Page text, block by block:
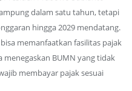
dalam satu tahun, tetapi
hingga 2029 mendatang.
memanfaatkan fasilitas pajak
BUMN yang tidak
membayar pajak sesuai